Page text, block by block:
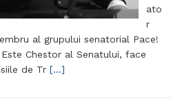
ato
r
al grupului senatorial Pace!
Chestor al Senatului, face
de Tr […]